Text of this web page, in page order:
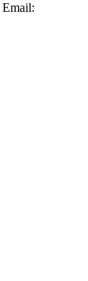
Email: